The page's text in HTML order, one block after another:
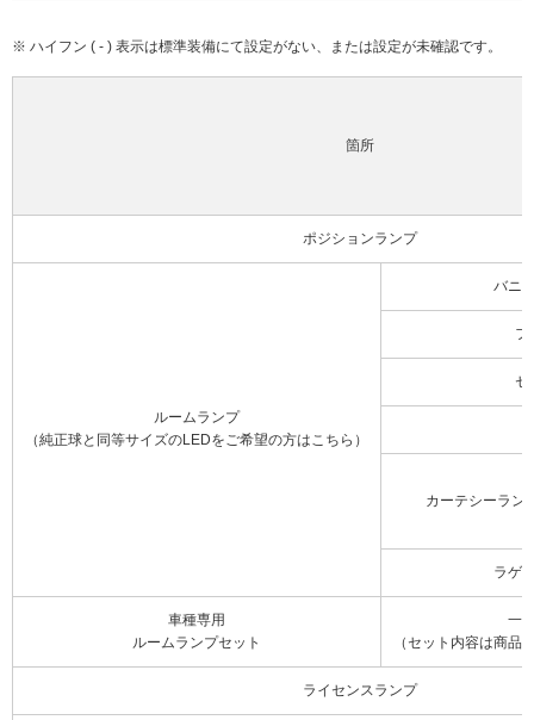
※ ハイフン ( - ) 表示は標準装備にて設定がない、または設定が未確認です。
箇所
ポジションランプ
ルームランプ
（純正球と同等サイズのLEDをご希望の方はこちら）
バニ
フ
セ
カーテシーラン
ラゲ
車種専用
ルームランプセット
一
（セット内容は商品
ライセンスランプ